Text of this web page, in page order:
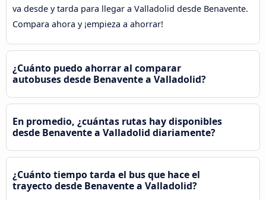
va desde y tarda para llegar a Valladolid desde Benavente.
Compara ahora y ¡empieza a ahorrar!
¿Cuánto puedo ahorrar al comparar
autobuses desde Benavente a Valladolid?
En promedio, ¿cuántas rutas hay disponibles
desde Benavente a Valladolid diariamente?
¿Cuánto tiempo tarda el bus que hace el
trayecto desde Benavente a Valladolid?